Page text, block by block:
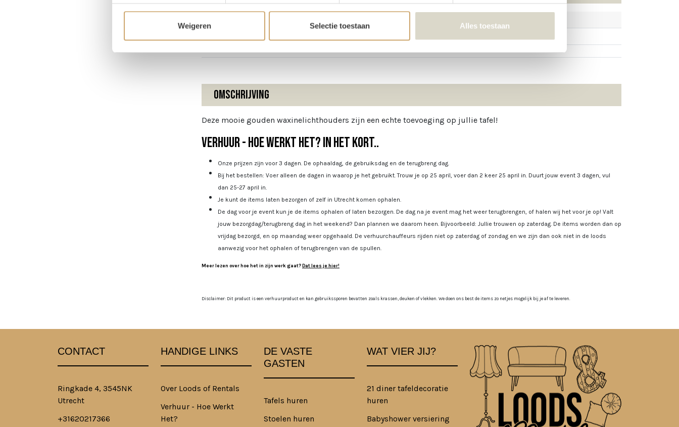
Weigeren Selectie toestaan Alles toestaan
Omschrijving
Deze mooie gouden waxinelichthouders zijn een echte toevoeging op jullie tafel!
Verhuur - Hoe werkt het? In het kort..
Onze prijzen zijn voor 3 dagen. De ophaaldag, de gebruiksdag en de terugbreng dag.
Bij het bestellen: Voer alleen de dagen in waarop je het gebruikt. Trouw je op 25 april, voer dan 2 keer 25 april in. Duurt jouw event 3 dagen, vul
dan 25-27 april in.
Je kunt de items laten bezorgen of zelf in Utrecht komen ophalen.
De dag voor je event kun je de items ophalen of laten bezorgen. De dag na je event mag het weer terugbrengen, of halen wij het voor je op! Valt
jouw bezorgdag/terugbreng dag in het weekend? Dan plannen we daarom heen. Bijvoorbeeld: Jullie trouwen op zaterdag. De items worden dan op
vrijdag bezorgd, en op maandag weer opgehaald. De verhuurchauffeurs rijden niet op zaterdag of zondag en we zijn dan ook niet in de loods
aanwezig voor het ophalen of terugbrengen van de spullen.
Meer lezen over hoe het in zijn werk gaat?Dat lees je hier!
Disclaimer: Dit product is een verhuurproduct en kan gebruikssporen bevatten zoals krassen, deuken of vlekken. We doen ons best de items zo netjes mogelijk bij je af te leveren.
CONTACT
Ringkade 4, 3545NK
Utrecht
+31620217366
HANDIGE LINKS
Over Loods of Rentals
Verhuur - Hoe Werkt
Het?
DE VASTE
GASTEN
Tafels huren
Stoelen huren
WAT VIER JIJ?
21 diner tafeldecoratie
huren
Babyshower versiering